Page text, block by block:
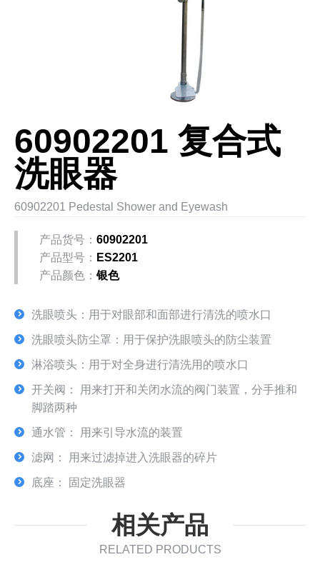
60902201 复合式
洗眼器
60902201 Pedestal Shower and Eyewash
产品货号： 60902201
产品型号： ES2201
产品颜色：银色
洗眼喷头：用于对眼部和面部进行清洗的喷水口
洗眼喷头防尘罩：用于保护洗眼喷头的防尘装置
淋浴喷头：用于对全身进行清洗用的喷水口
开关阀： 用来打开和关闭水流的阀门装置，分手推和
脚踏两种
通水管： 用来引导水流的装置
滤网： 用来过滤掉进入洗眼器的碎片
底座： 固定洗眼器
相关产品
RELATED PRODUCTS